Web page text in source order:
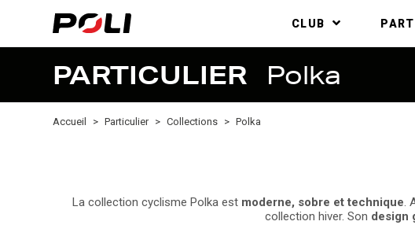
CLUB
PARTICULIER Polka
Accueil Particulier Collections Polka
La collection cyclisme Polka est moderne, sobre et technique.
collection hiver. Son design